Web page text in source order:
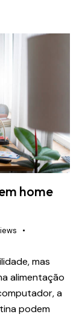
home
mas
alimentação
a
podem